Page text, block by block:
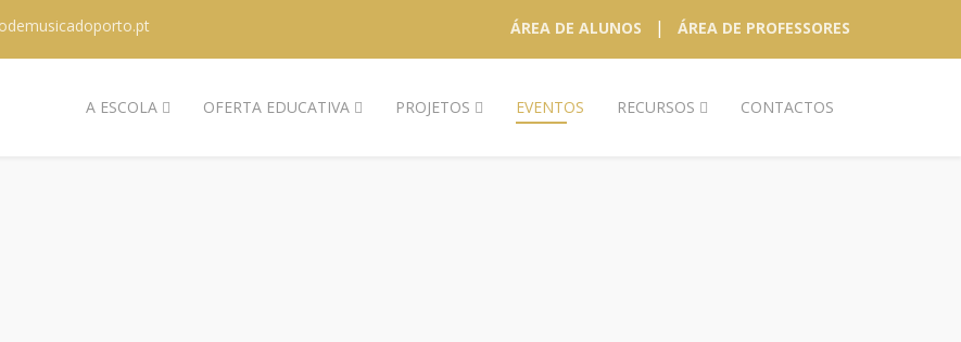
ÁREA DE ALUNOS | ÁREA DE PROFESSORES
A ESCOLA OFERTA EDUCATIVA PROJETOS EVENTOS RECURSOS CONTACTOS